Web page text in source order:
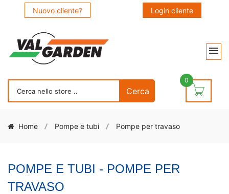
Nuovo cliente? Login cliente
0
Home Pompe e tubi Pompe per travaso
POMPE E TUBI - POMPE PER
TRAVASO